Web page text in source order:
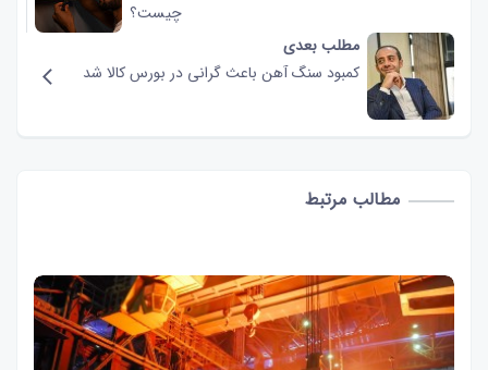
چیست؟
مطلب بعدی
کمبود سنگ آهن باعث گرانی در بورس کالا شد
مطالب مرتبط